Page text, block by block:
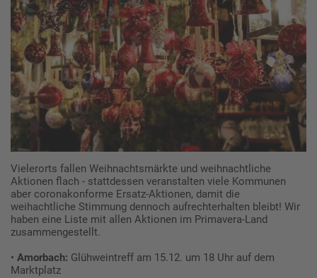
Vielerorts fallen Weihnachtsmärkte und weihnachtliche
Aktionen flach - stattdessen veranstalten viele Kommunen
aber coronakonforme Ersatz-Aktionen, damit die
weihachtliche Stimmung dennoch aufrechterhalten bleibt! Wir
haben eine Liste mit allen Aktionen im Primavera-Land
zusammengestellt.
• Amorbach: Glühweintreff am 15.12. um 18 Uhr auf dem
Marktplatz